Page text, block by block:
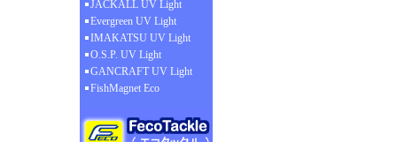
JACKALL UV Light
Evergreen UV Light
IMAKATSU UV Light
O.S.P. UV Light
GANCRAFT UV Light
FishMagnet Eco